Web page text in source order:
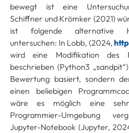
bewegt ist eine
Schiffner und Krömker (2021)
ist folgende alternative
untersuchen: In Lobb, (2024,
wird eine Modifikation des
beschrieben (Python3
Bewertung basiert, sondern
einen beliebigen
wäre es möglich eine sehr
Programmier-Umgebung
Jupyter-Notebook (Jupyter,